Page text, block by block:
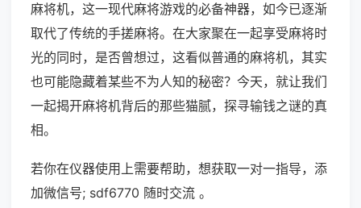
麻将机，这一现代麻将游戏的必备神器，如今已逐渐
取代了传统的手搓麻将。在大家聚在一起享受麻将时
光的同时，是否曾想过，这看似普通的麻将机，其实
也可能隐藏着某些不为人知的秘密？今天，就让我们
一起揭开麻将机背后的那些猫腻，探寻输钱之谜的真
相。
若你在仪器使用上需要帮助，想获取一对一指导，添
加微信号; sdf6770 随时交流 。